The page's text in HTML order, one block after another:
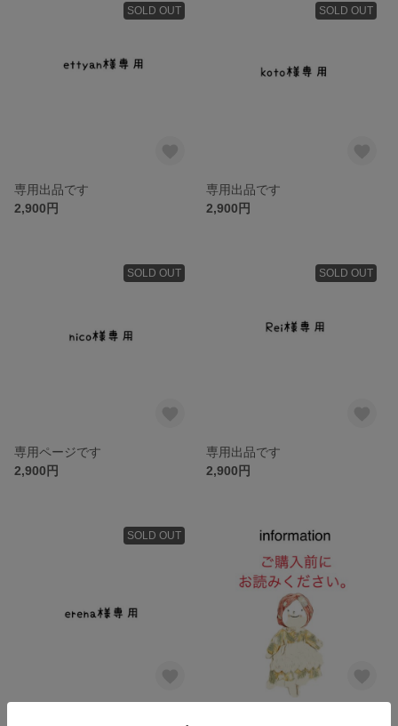
SOLD OUT
専用出品です
2,900円
SOLD OUT
専用出品です
2,900円
SOLD OUT
専用ページです
2,900円
SOLD OUT
専用出品です
2,900円
SOLD OUT